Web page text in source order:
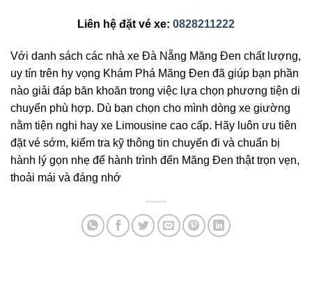
Liên hệ đặt vé xe: 0828211222
Với danh sách các nhà xe Đà Nẵng Măng Đen chất lượng,
uy tín trên hy vọng Khám Phá Măng Đen đã giúp bạn phần
nào giải đáp băn khoăn trong việc lựa chọn phương tiện di
chuyển phù hợp. Dù bạn chọn cho mình dòng xe giường
nằm tiện nghi hay xe Limousine cao cấp. Hãy luôn ưu tiên
đặt vé sớm, kiểm tra kỹ thông tin chuyến đi và chuẩn bị
hành lý gọn nhẹ để hành trình đến Măng Đen thật trọn vẹn,
thoải mái và đáng nhớ